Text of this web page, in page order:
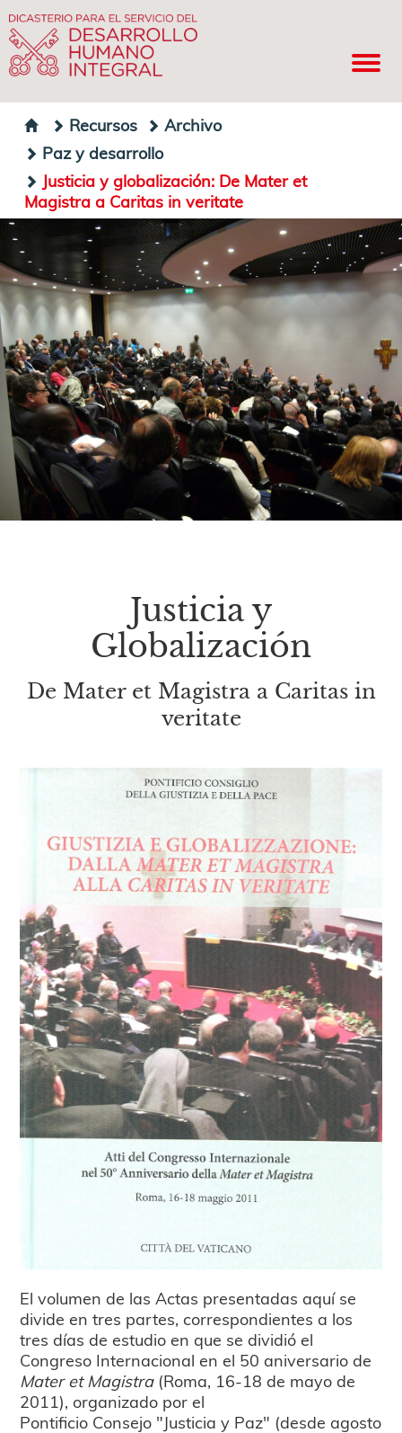
Recursos
Archivo
Paz y desarrollo
Justicia y globalización: De Mater et
Magistra a Caritas in veritate
Justicia y
Globalización
De Mater et Magistra a Caritas in
veritate
El volumen de las Actas presentadas aquí se
divide en tres partes, correspondientes a los
tres días de estudio en que se dividió el
Congreso Internacional en el 50 aniversario de
Mater et Magistra (Roma, 16-18 de mayo de
2011), organizado por el
Pontificio Consejo "Justicia y Paz" (desde agosto